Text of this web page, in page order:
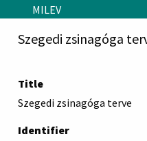
Skip to main content
MILEV
Szegedi zsinagóga
Title
Szegedi zsinagóga terve
Identifier